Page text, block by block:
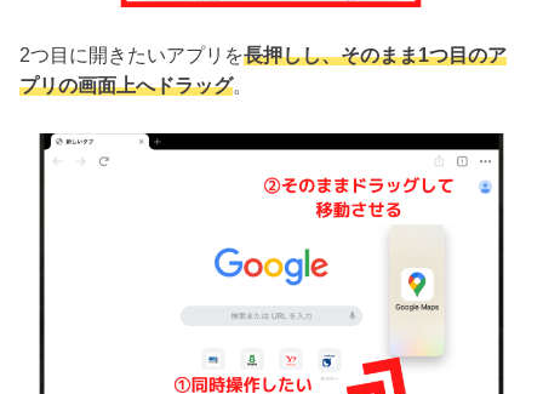
2つ目に開きたいアプリを長押しし、そのまま1つ目のア
プリの画面上へドラッグ。